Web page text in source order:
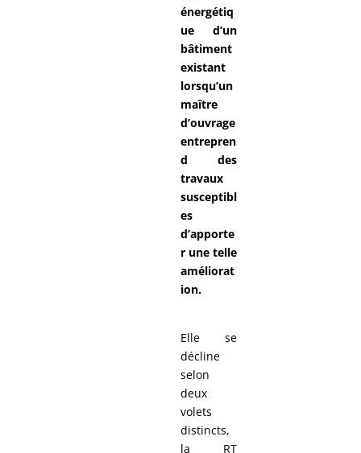
énergétiq
ue d’un
bâtiment
existant
lorsqu’un
maître
d’ouvrage
entrepren
d des
travaux
susceptibl
es
d’apporte
r une telle
améliorat
ion.
Elle se
décline
selon
deux
volets
distincts,
la RT